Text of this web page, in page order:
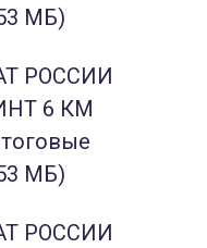
МБ)
РОССИИ
6 КМ
МБ)
РОССИИ